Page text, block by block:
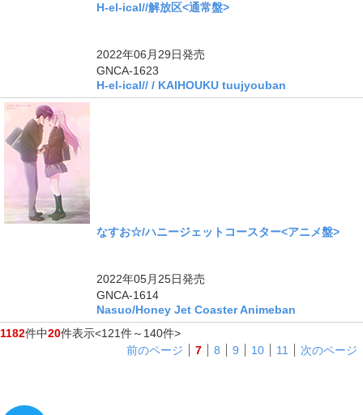
H-el-ical//解放区<通常盤>
2022年06月29日発売
GNCA-1623
H-el-ical// / KAIHOUKU tuujyouban
なすお☆/ハニージェットコースター<アニメ盤>
2022年05月25日発売
GNCA-1614
Nasuo/Honey Jet Coaster Animeban
1182件中20件表示<121件～140件>
前のページ
7 8 9 10 11 次のページ